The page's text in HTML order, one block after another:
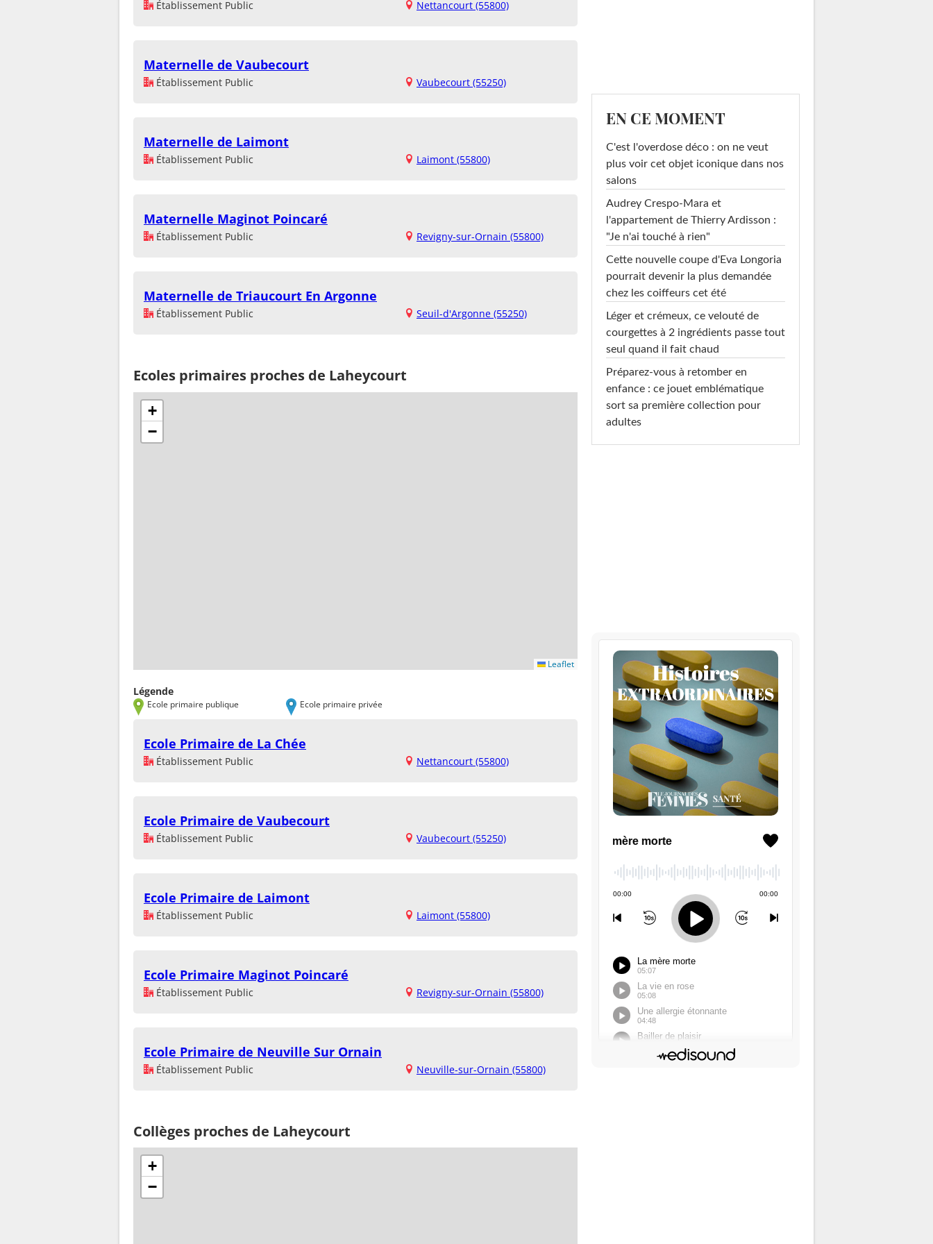
Établissement Public Nettancourt (55800)
Maternelle de Vaubecourt
Établissement Public Vaubecourt (55250)
Maternelle de Laimont
Établissement Public Laimont (55800)
Maternelle Maginot Poincaré
Établissement Public Revigny-sur-Ornain (55800)
Maternelle de Triaucourt En Argonne
Établissement Public Seuil-d'Argonne (55250)
Ecoles primaires proches de Laheycourt
+
−
Leaflet
Légende
Ecole primaire publique Ecole primaire privée
Ecole Primaire de La Chée
Établissement Public Nettancourt (55800)
Ecole Primaire de Vaubecourt
Établissement Public Vaubecourt (55250)
Ecole Primaire de Laimont
Établissement Public Laimont (55800)
Ecole Primaire Maginot Poincaré
Établissement Public Revigny-sur-Ornain (55800)
Ecole Primaire de Neuville Sur Ornain
Établissement Public Neuville-sur-Ornain (55800)
Collèges proches de Laheycourt
+
−
EN CE MOMENT
C'est l'overdose déco : on ne veut
plus voir cet objet iconique dans nos
salons
Audrey Crespo-Mara et
l'appartement de Thierry Ardisson :
"Je n'ai touché à rien"
Cette nouvelle coupe d'Eva Longoria
pourrait devenir la plus demandée
chez les coiffeurs cet été
Léger et crémeux, ce velouté de
courgettes à 2 ingrédients passe tout
seul quand il fait chaud
Préparez-vous à retomber en
enfance : ce jouet emblématique
sort sa première collection pour
adultes